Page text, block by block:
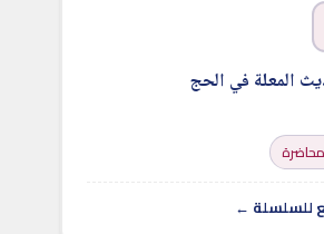
المعلة في الحج
للسلسلة ←